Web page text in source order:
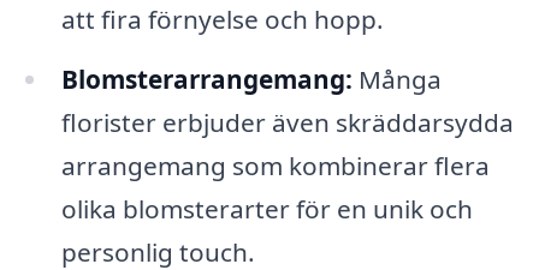
att fira förnyelse och hopp.
Blomsterarrangemang: Många
florister erbjuder även skräddarsydda
arrangemang som kombinerar flera
olika blomsterarter för en unik och
personlig touch.